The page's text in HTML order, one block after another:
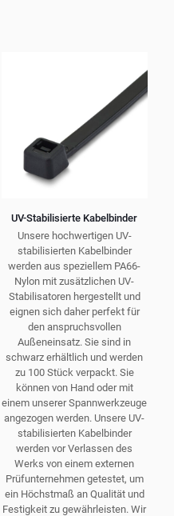
UV-Stabilisierte Kabelbinder
Unsere hochwertigen UV-
stabilisierten Kabelbinder
werden aus speziellem PA66-
Nylon mit zusätzlichen UV-
Stabilisatoren hergestellt und
eignen sich daher perfekt für
den anspruchsvollen
Außeneinsatz. Sie sind in
schwarz erhältlich und werden
zu 100 Stück verpackt. Sie
können von Hand oder mit
einem unserer Spannwerkzeuge
angezogen werden. Unsere UV-
stabilisierten Kabelbinder
werden vor Verlassen des
Werks von einem externen
Prüfunternehmen getestet, um
ein Höchstmaß an Qualität und
Festigkeit zu gewährleisten. Wir